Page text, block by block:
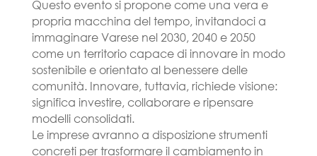
Questo evento si propone come una vera e
propria macchina del tempo, invitandoci a
immaginare Varese nel 2030, 2040 e 2050
come un territorio capace di innovare in modo
sostenibile e orientato al benessere delle
comunità. Innovare, tuttavia, richiede visione:
significa investire, collaborare e ripensare
modelli consolidati.
Le imprese avranno a disposizione strumenti
concreti per trasformare il cambiamento in